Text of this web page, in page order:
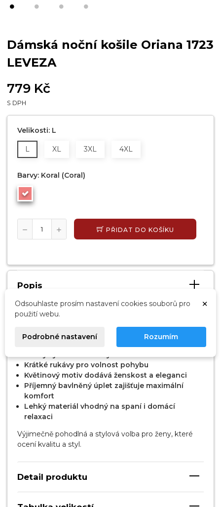
Dámská noční košile Oriana 1723
LEVEZA
779 Kč
S DPH
Velikosti: L
L XL 3XL 4XL
Barvy: Koral (coral)
PŘIDAT DO KOŠÍKU
Popis
Dámská noční košile Oriana 1723 značky LEVEZA
nabízí elegantní vzhled, pohodlí a vzdušnost pro Váš
klidný spánek každý večer.
Krátké rukávy pro volnost pohybu
Květinový motiv dodává ženskost a eleganci
Příjemný bavlněný úplet zajišťuje maximální
komfort
Lehký materiál vhodný na spaní i domácí
relaxaci
Výjimečně pohodlná a stylová volba pro ženy, které
ocení kvalitu a styl.
Detail produktu
×
Odsouhlaste prosím nastavení cookies souborů pro
použití webu.
Podrobné nastavení Rozumím